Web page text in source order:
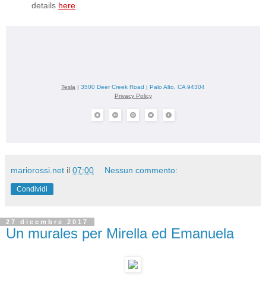
details here
Tesla | 3500 Deer Creek Road | Palo Alto, CA 94304
Privacy Policy
mariorossi.net il 07:00 Nessun commento:
Condividi
27 dicembre 2017
Un murales per Mirella ed Emanuela